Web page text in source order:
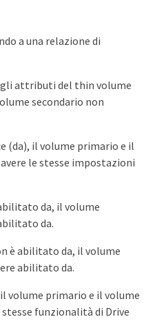
a una relazione di
attributi del thin volume
secondario non
(da), il volume primario e il
le stesse impostazioni
da, il volume
da.
è abilitato da, il volume
abilitato da.
volume primario e il volume
funzionalità di Drive